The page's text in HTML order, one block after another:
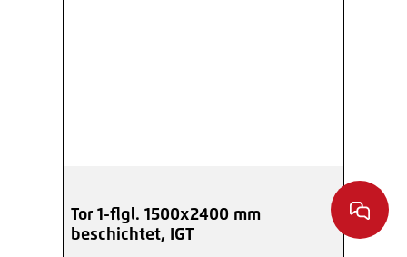
Tor 1-flgl. 1500x2400 mm
beschichtet, IGT